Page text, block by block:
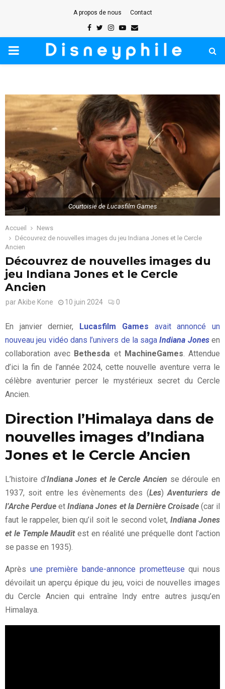
A propos de nous Contact
Facebook
TwitterInstagram
Youtube
Email
PRIMARY
Courtoisie de Lucasfilm Games
Accueil
News
Découvrez de nouvelles images du jeu Indiana Jones et le Cercle
Ancien
Découvrez de nouvelles images du
jeu Indiana Jones et le Cercle
Ancien
par Akibe Kone 10 juin 2024 0
En janvier dernier, Lucasfilm Games avait annoncé un
nouveau jeu vidéo dans l’univers de la saga Indiana Jones en
collaboration avec Bethesda et MachineGames . Attendue
d’ici la fin de l’année 2024, cette nouvelle aventure verra le
célèbre aventurier percer le mystérieux secret du Cercle
Ancien.
Direction l’Himalaya dans de
nouvelles images d’Indiana
Jones et le Cercle Ancien
L’histoire d’Indiana Jones et le Cercle Ancien se déroule en
1937, soit entre les évènements des (Les) Aventuriers de
l’Arche Perdue etIndiana Jones et la Dernière Croisade(car il
faut le rappeler, bien qu’il soit le second volet, Indiana Jones
et le Temple Mauditest en réalité une préquelle dont l’action
se passe en 1935).
Après une première bande-annonce prometteuse qui nous
dévoilait un aperçu épique du jeu, voici de nouvelles images
du Cercle Ancien qui entraîne Indy entre autres jusqu’en
Himalaya.